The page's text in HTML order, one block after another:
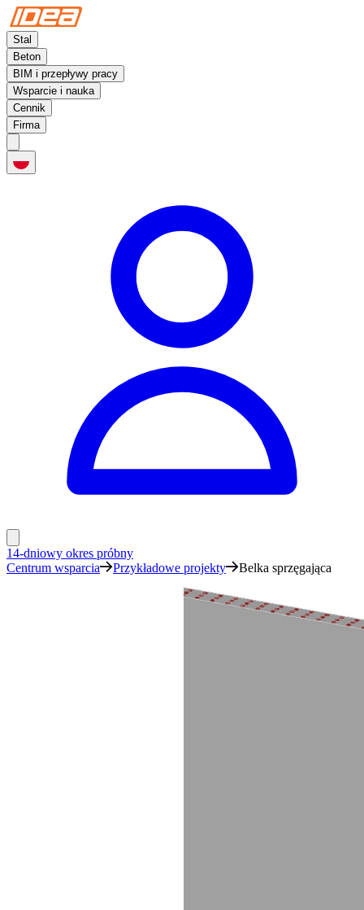
Stal
Beton
BIM i przepływy pracy
Wsparcie i nauka
Cennik
Firma
14-dniowy okres próbny
Centrum wsparcia
Przykładowe projekty Belka sprzęgająca